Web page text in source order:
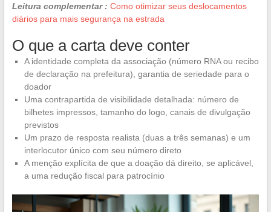
Leitura complementar : Como otimizar seus deslocamentos
diários para mais segurança na estrada
O que a carta deve conter
A identidade completa da associação (número RNA ou recibo
de declaração na prefeitura), garantia de seriedade para o
doador
Uma contrapartida de visibilidade detalhada: número de
bilhetes impressos, tamanho do logo, canais de divulgação
previstos
Um prazo de resposta realista (duas a três semanas) e um
interlocutor único com seu número direto
A menção explícita de que a doação dá direito, se aplicável,
a uma redução fiscal para patrocínio